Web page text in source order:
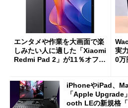
エンタメや作業を大画面で楽
しみたい人に適した「Xiaomi
Redmi Pad 2」が11％オフの
実
0万
iPhoneやiPad、
「Apple Upgrade
ooth LEの新規格